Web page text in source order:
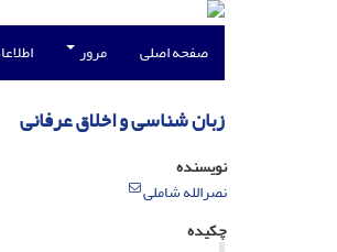
صفحه اصلی مرور
زبان شناسی و اخلاق عرفانی
نویسنده
نصرالله شاملی
چکیده